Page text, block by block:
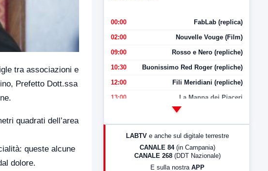
tra associazioni e
Prefetto Dott.ssa
quadrati dell’area
queste alcune
dolore.
00:00 FabLab (replica)
02:00 Nouvelle Vouge (Film)
09:00 Rosso e Nero (repliche)
10:30 Buonissimo Red Roger (repliche)
12:00 Fili Meridiani (repliche)
13:00 La Mappa dei Piaceri
LabNews (Diretta)
LABTV e anche sul digitale terrestre
CANALE 84 (in Campania)
CANALE 268 (DDT Nazionale)
E sulla nostra APP